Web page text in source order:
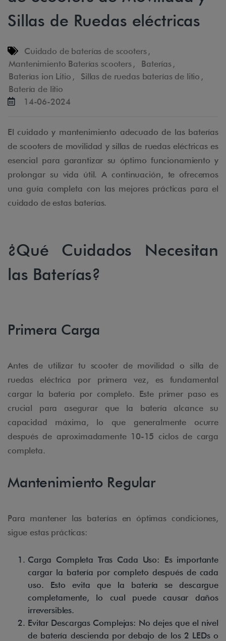
Sillas de Ruedas eléctricas
Cuidado de baterías de scooters ,
Mantenimiento Baterías scooters , Baterías ,
Baterías ion Litio , Sillas de ruedas baterías de litio ,
Batería de litio
14-06-2024
El cuidado y mantenimiento adecuado de las baterías
de scooters de movilidad y sillas de ruedas eléctricas es
esencial para garantizar su óptimo funcionamiento y
prolongar su vida útil. A continuación, te ofrecemos
una guía completa con las mejores prácticas para el
cuidado de estas baterías.
¿Qué Cuidados Necesitan
las Baterías?
Primera Carga
Antes de utilizar tu scooter de movilidad o silla de
ruedas eléctrica por primera vez, es fundamental
cargar la batería por completo. Este primer paso es
crucial para asegurar que la batería alcance su
capacidad máxima, lo que generalmente ocurre
después de aproximadamente 10-15 ciclos de carga
completa.
Mantenimiento Regular
Para mantener las baterías en óptimas condiciones,
sigue estas prácticas:
Carga Completa Tras Cada Uso: Es importante
cargar la batería por completo después de cada
uso. Esto evita que la batería se descargue
completamente, lo cual puede causar daños
irreversibles.
Evitar Descargas Complejas: No dejes que el nivel
de batería descienda por debajo de los 2 LEDs o